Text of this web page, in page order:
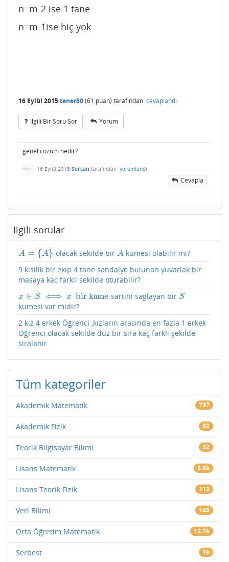
n=m-2 ise 1 tane
n=m-1ise hiç yok
16 Eylül 2015taner80(61 puan) tarafından cevaplandı
Ilgili Bir Soru Sor Yorum
genel cozum nedir?
16 Eylül 2015 Sercan tarafından yorumlandı
Cevapla
İlgili sorular
A = {A}
A= {A olacak sekilde bir A
A kumesi olabilir mi?
9 kisilik bir ekip 4 tane sandalye bulunan yuvarlak bir
masaya kac farkli sekilde oturabilir?
x ∈ S ⟺ x bir kúme
x∈S ⟺ bir kúme sartini saglayan bir S
S
kumesi var midir?
2 kız 4 erkek Öğrenci ,kızların arasında en fazla 1 erkek
Öğrenci olacak sekilde düz bir sıra kaç farklı şekilde
siralanir
Tüm kategoriler
Akademik Matematik 737
Akademik Fizik 52
Teorik Bilgisayar Bilimi 32
Lisans Matematik 5.6k
Lisans Teorik Fizik 112
Veri Bilimi 145
Orta Öğretim Matematik 12.7k
Serbest 1k